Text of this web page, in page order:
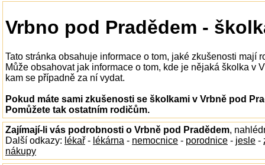
Vrbno pod Pradědem -
Tato stránka obsahuje informace o tom, jaké zkušenosti mají
Může obsahovat jak informace o tom, kde je nějaká školka v
kam se případně za ní vydat.
Pokud máte sami zkušenosti se školkami v Vrbně pod
Pomůžete tak ostatním rodičům.
Zajímají-li vás podrobnosti o Vrbně pod Pradědem,
Další odkazy: lékař - lékárna - nemocnice - porodnice - jesle -
nákupy